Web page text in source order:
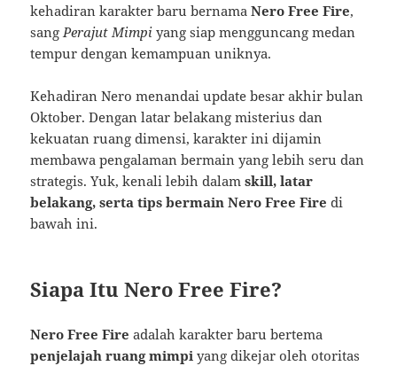
kehadiran karakter baru bernamaNero Free Fire,
sang Perajut Mimpi yang siap mengguncang medan
tempur dengan kemampuan uniknya.
Kehadiran Nero menandai update besar akhir bulan
Oktober. Dengan latar belakang misterius dan
kekuatan ruang dimensi, karakter ini dijamin
membawa pengalaman bermain yang lebih seru dan
strategis. Yuk, kenali lebih dalamskill, latar
belakang, serta tips bermain Nero Free Fire di
bawah ini.
Siapa Itu Nero Free Fire?
Nero Free Fire adalah karakter baru bertema
penjelajah ruang mimpi yang dikejar oleh otoritas